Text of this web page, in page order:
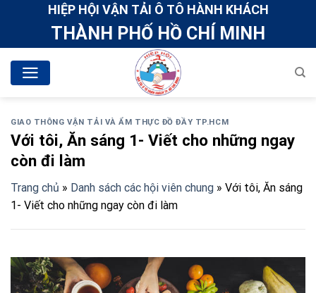
HIỆP HỘI VẬN TẢI Ô TÔ HÀNH KHÁCH
THÀNH PHỐ HỒ CHÍ MINH
GIAO THÔNG VẬN TẢI VÀ ẨM THỰC ĐỒ ĐẦY TP.HCM
Với tôi, Ăn sáng 1- Viết cho những ngay
còn đi làm
Trang chủ » Danh sách các hội viên chung » Với tôi, Ăn sáng
1- Viết cho những ngay còn đi làm